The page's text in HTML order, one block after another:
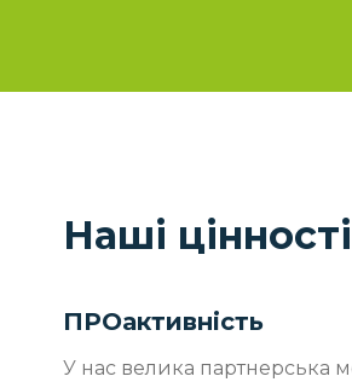
Наші цінності
ПРОактивність
У нас велика партнерська